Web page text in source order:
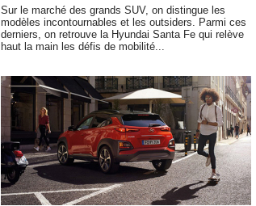
Sur le marché des grands SUV, on distingue les
modèles incontournables et les outsiders. Parmi ces
derniers, on retrouve la Hyundai Santa Fe qui relève
haut la main les défis de mobilité...